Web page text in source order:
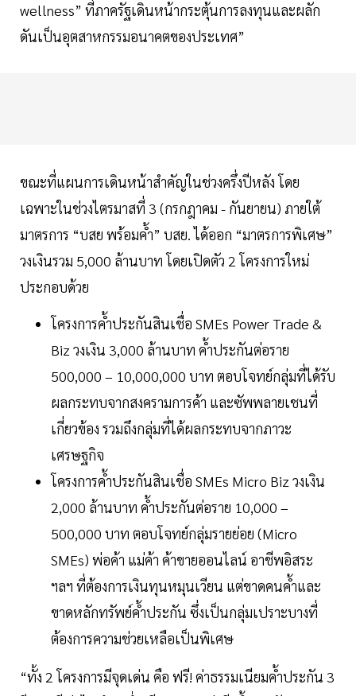
wellness” ที่ภาครัฐเดินหน้ากระตุ้นการลงทุนและผลัก
ดันเป็นอุตสาหกรรมอนาคตของประเทศ”
ขณะที่แผนการเดินหน้าสำคัญในช่วงครึ่งปีหลัง โดย
เฉพาะในช่วงไตรมาสที่ 3 (กรกฎาคม - กันยายน) ภายใต้
มาตรการ “บสย พร้อมค้ำ” บสย. ได้ออก “มาตรการพิเศษ”
วงเงินรวม 5,000 ล้านบาท โดยเปิดตัว 2 โครงการใหม่
ประกอบด้วย
โครงการค้ำประกันสินเชื่อ SMEs Power Trade &
Biz วงเงิน 3,000 ล้านบาท ค้ำประกันต่อราย
500,000 – 10,000,000 บาท ตอบโจทย์กลุ่มที่ได้รับ
ผลกระทบจากสงครามการค้า และซัพพลายเชนที่
เกี่ยวข้อง รวมถึงกลุ่มที่ได้ผลกระทบจากภาวะ
เศรษฐกิจ
โครงการค้ำประกันสินเชื่อ SMEs Micro Biz วงเงิน
2,000 ล้านบาท ค้ำประกันต่อราย 10,000 –
500,000 บาท ตอบโจทย์กลุ่มรายย่อย (Micro
SMEs) พ่อค้า แม่ค้า ค้าขายออนไลน์ อาชีพอิสระ
ฯลฯ ที่ต้องการเงินทุนหมุนเวียน แต่ขาดคนค้ำและ
ขาดหลักทรัพย์ค้ำประกัน ซึ่งเป็นกลุ่มเปราะบางที่
ต้องการความช่วยเหลือเป็นพิเศษ
“ทั้ง 2 โครงการมีจุดเด่น คือ ฟรี! ค่าธรรมเนียมค้ำประกัน 3